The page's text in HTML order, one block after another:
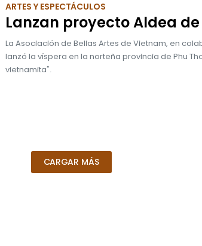
ARTES Y ESPECTÁCULOS
Lanzan proyecto Aldea
La Asociación de Bellas Artes de Vietnam, en
lanzó la víspera en la norteña provincia de Phu
vietnamita".
CARGAR MÁS